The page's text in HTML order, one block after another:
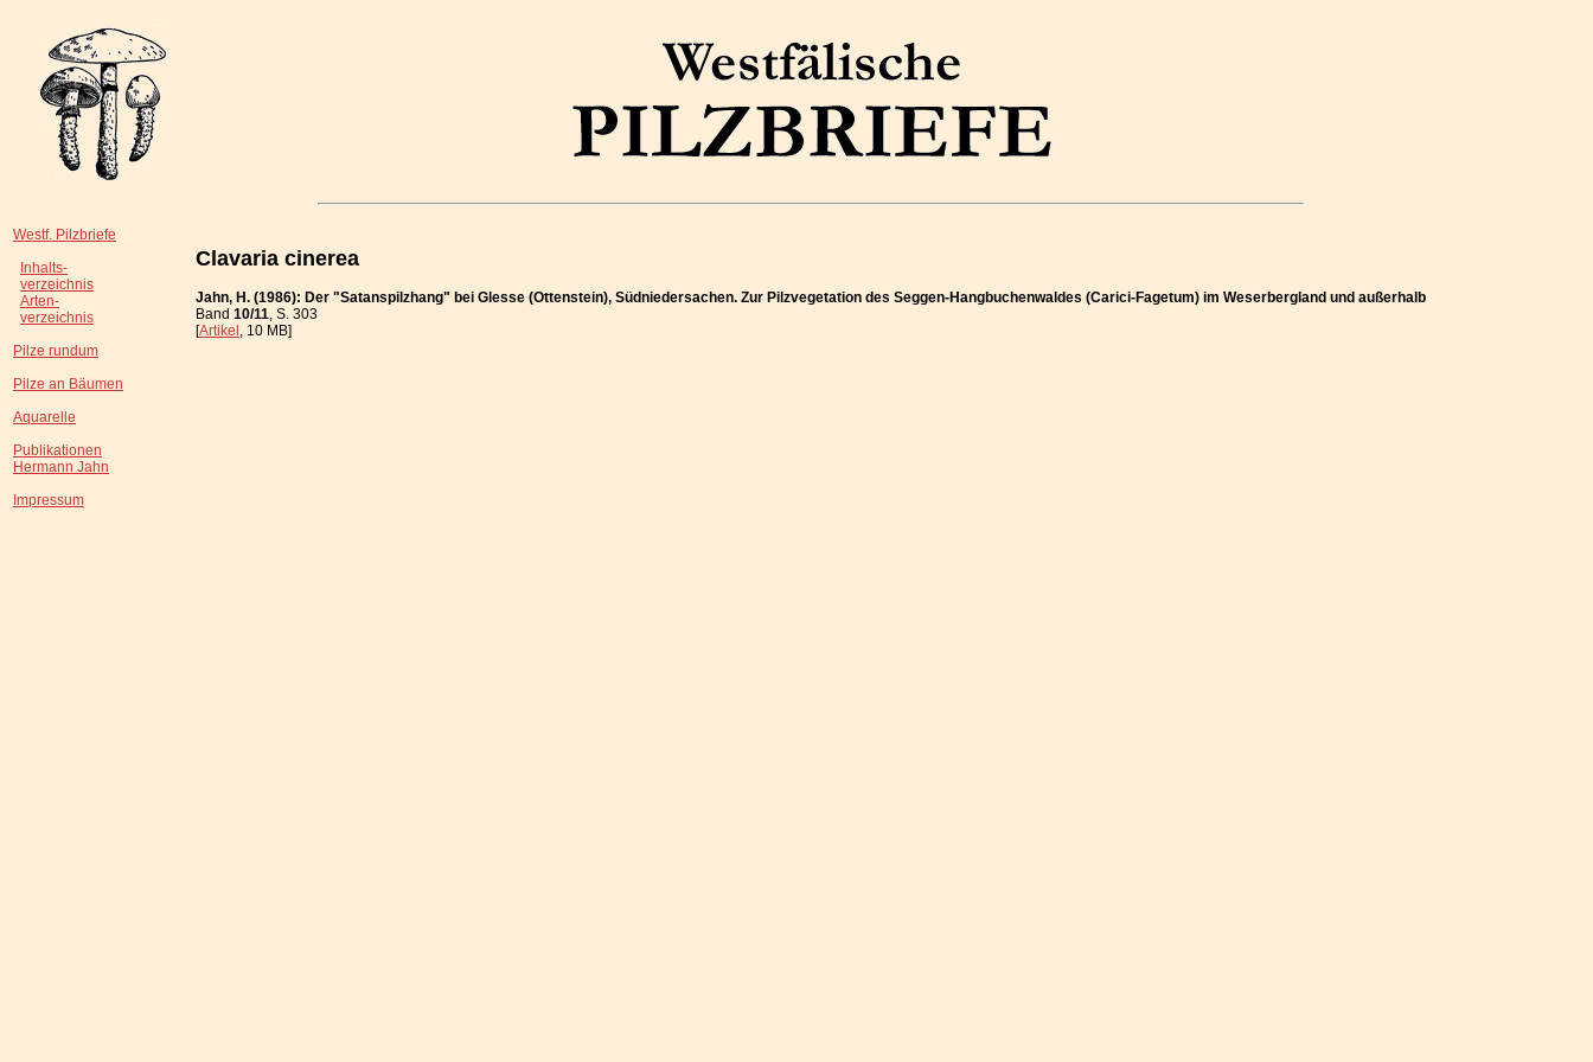
Westf. Pilzbriefe
Inhalts-
verzeichnis
Arten-
verzeichnis
Pilze rundum
Pilze an Bäumen
Aquarelle
Publikationen
Hermann Jahn
Impressum
Clavaria cinerea
Jahn, H. (1986): Der "Satanspilzhang" bei Glesse (Ottenstein), Südniedersachen. Zur Pilzvegetation des Seggen-Hangbuchenwaldes (Carici-Fagetum) im Weserbergland und außerhalb
Band 10/11, S. 303
[Artikel, 10 MB]